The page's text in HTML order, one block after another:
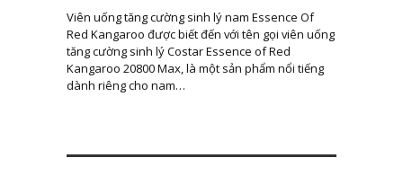
Viên uống tăng cường sinh lý nam Essence Of
Red Kangaroo được biết đến với tên gọi viên uống
tăng cường sinh lý Costar Essence of Red
Kangaroo 20800 Max, là một sản phẩm nổi tiếng
dành riêng cho nam…